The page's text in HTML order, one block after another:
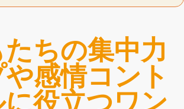
ちの集中力
感情コント
に役立つワン